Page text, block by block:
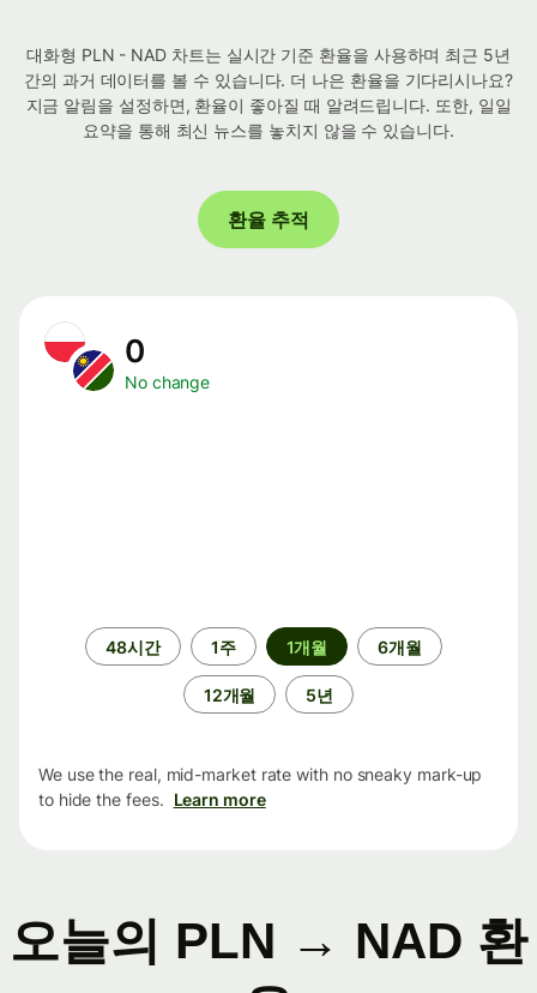
대화형 PLN - NAD 차트는 실시간 기준 환율을 사용하며 최근 5년
간의 과거 데이터를 볼 수 있습니다. 더 나은 환율을 기다리시나요?
지금 알림을 설정하면, 환율이 좋아질 때 알려드립니다. 또한, 일일
요약을 통해 최신 뉴스를 놓치지 않을 수 있습니다.
환율 추적
0
No change
48시간 1주 1개월 6개월
12개월 5년
We use the real, mid-market rate with no sneaky mark-up
to hide the fees. Learn more
오늘의 PLN → NAD 환